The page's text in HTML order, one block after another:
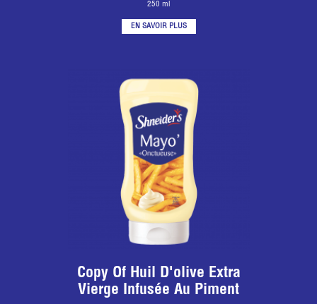
250 ml
EN SAVOIR PLUS
Copy Of Huil D'olive Extra
Vierge Infusée Au Piment